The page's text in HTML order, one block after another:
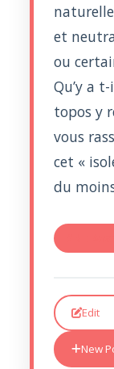
et
ou
Qu’y a
topos y
vous
cet «
du
Edit
New